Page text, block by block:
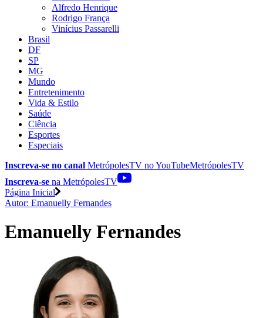
Alfredo Henrique
Rodrigo França
Vinícius Passarelli
Brasil
DF
SP
MG
Mundo
Entretenimento
Vida & Estilo
Saúde
Ciência
Esportes
Especiais
Inscreva-se no canal MetrópolesTV noYouTubeMetrópolesTV
Inscreva-se na MetrópolesTV
Página Inicial
Autor: Emanuelly Fernandes
Emanuelly Fernandes